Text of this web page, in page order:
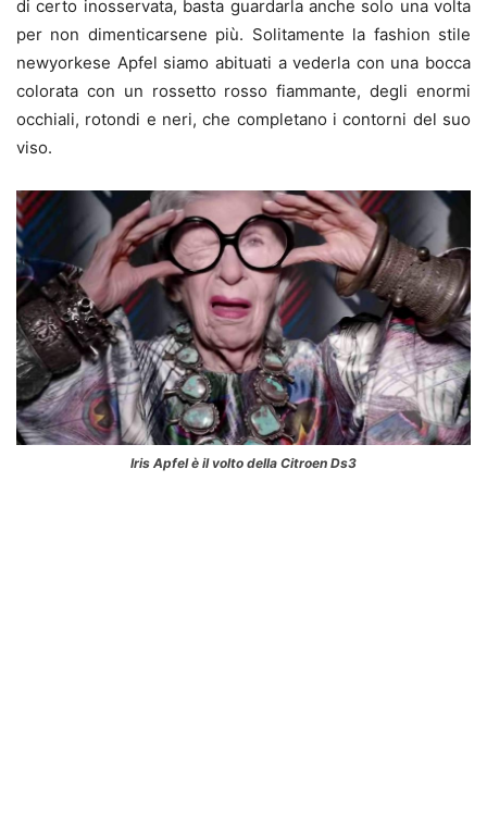
di certo inosservata, basta guardarla anche solo una volta
per non dimenticarsene più. Solitamente la fashion stile
newyorkese Apfel siamo abituati a vederla con una bocca
colorata con un rossetto rosso fiammante, degli enormi
occhiali, rotondi e neri, che completano i contorni del suo
viso.
Iris Apfel è il volto della Citroen Ds3